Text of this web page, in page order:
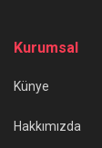
Kurumsal
Künye
Hakkımızda